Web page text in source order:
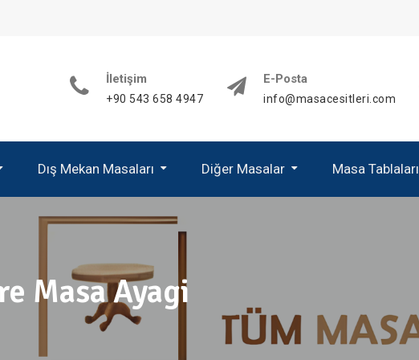
İletişim
+90 543 658 4947
E-Posta
info@masacesitleri.com
Dış Mekan Masaları Diğer Masalar Masa Tablaları
Masa Ayagi